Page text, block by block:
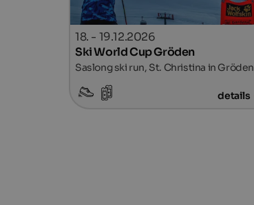
18. - 19.12.2026
Ski World Cup Gröden
Saslong ski run, St. Christina in Gröden
details